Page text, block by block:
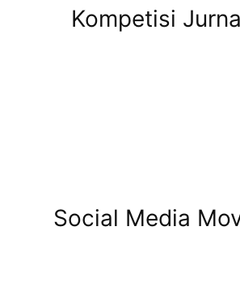
Kompetisi
Social Media